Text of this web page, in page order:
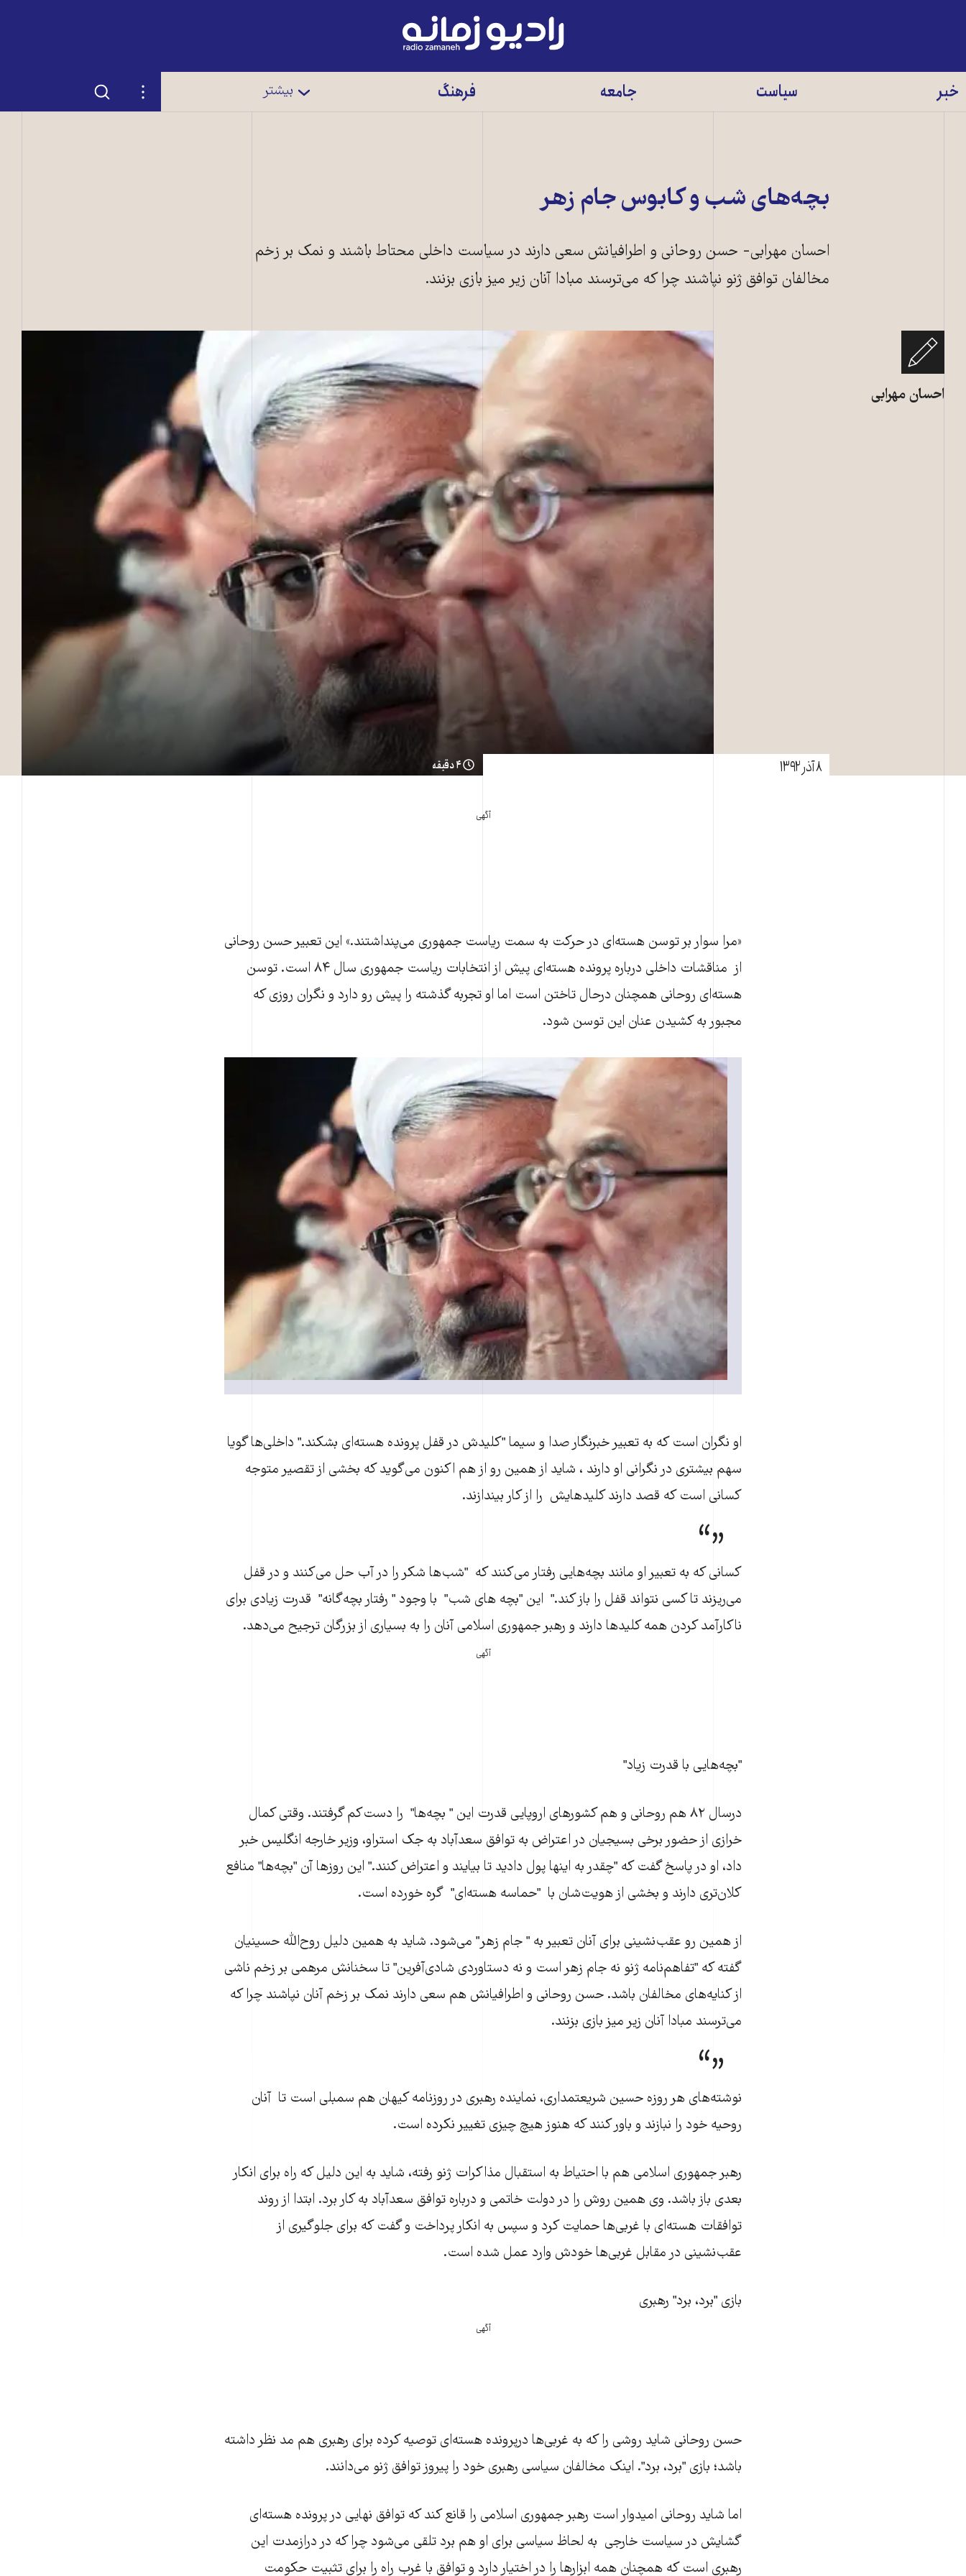
رادیو
زمانه
خبر سیاست جامعه فرهنگ بیشتر تنظیمات جستجو
بچه‌های شب و کابوس جام زهر
احسان مهرابی- حسن روحانی و اطرافیانش سعی دارند در سیاست داخلی محتاط باشند و نمک بر زخم
مخالفان توافق ژنو نپاشند چرا که می‌ترسند مبادا آنان زیر میز بازی بزنند.
احسان مهرابی
۸ آذر ۱۳۹۲ ۴ دقیقه
آگهی
«مرا سوار بر توسن هسته‌ای در حرکت به سمت ریاست جمهوری می‌پنداشتند.» این تعبیر حسن روحانی
از مناقشات داخلی درباره پرونده هسته‌ای پیش از انتخابات ریاست جمهوری سال ۸۴ است. توسن
هسته‌ای روحانی همچنان درحال تاختن است اما او تجربه گذشته را پیش رو دارد و نگران روزی که
مجبور به کشیدن عنان این توسن شود.
او نگران است که به تعبیر خبرنگار صدا و سیما "کلیدش در قفل پرونده هسته‌ای بشکند." داخلی‌ها گویا
سهم بیشتری در نگرانی او دارند ، شاید از همین رو از هم اکنون می‌گوید که بخشی از تقصیر متوجه
کسانی است که قصد دارند کلیدهایش را از کار بیندازند.
کسانی که به تعبیر او مانند بچه‌هایی رفتار می‌کنند که "شب‌ها شکر را در آب حل می‌کنند و در قفل
می‌ریزند تا کسی نتواند قفل را باز کند." این "بچه های شب" با وجود " رفتار بچه‌گانه" قدرت زیادی برای
ناکارآمد کردن همه کلیدها دارند و رهبر جمهوری اسلامی آنان را به بسیاری از بزرگان ترجیح می‌دهد.
آگهی
"بچه‌هایی با قدرت زیاد"
درسال ۸۲ هم روحانی و هم کشورهای اروپایی قدرت این " بچه‌ها" را دست‌کم گرفتند. وقتی کمال
خرازی از حضور برخی بسیجیان در اعتراض به توافق سعدآباد به جک استراو، وزیر خارجه انگلیس خبر
داد، او در پاسخ گفت که "چقدر به اینها پول دادید تا بیایند و اعتراض کنند." این روزها آن "بچه‌ها" منافع
کلان‌تری دارند و بخشی از هویت‌شان با "حماسه هسته‌ای" گره خورده است.
از همین رو عقب‌نشینی برای آنان تعبیر به " جام زهر" می‌شود. شاید به همین دلیل روح‌الله حسینیان
گفته که "تفاهم‌نامه ژنو نه جام زهر است و نه دستاوردی شادی‌آفرین" تا سخنانش مرهمی بر زخم ناشی
از کنایه‌های مخالفان باشد. حسن روحانی و اطرافیانش هم سعی دارند نمک بر زخم آنان نپاشند چرا که
می‌ترسند مبادا آنان زیر میز بازی بزنند.
نوشته‌های هر روزه حسین شریعتمداری، نماینده رهبری در روزنامه کیهان هم سمبلی است تا آنان
روحیه خود را نبازند و باور کنند که هنوز هیچ چیزی تغییر نکرده است.
رهبر جمهوری اسلامی هم با احتیاط به استقبال مذاکرات ژنو رفته، شاید به این دلیل که راه برای انکار
بعدی باز باشد. وی همین روش را در دولت خاتمی و درباره توافق سعدآباد به کار برد. ابتدا از روند
توافقات هسته‌ای با غربی‌ها حمایت کرد و سپس به انکار پرداخت و گفت که برای جلوگیری از
عقب‌نشینی در مقابل غربی‌ها خودش وارد عمل شده است.
بازی "برد، برد" رهبری
آگهی
حسن روحانی شاید روشی را که به غربی‌ها درپرونده هسته‌ای توصیه کرده برای رهبری هم مد نظر داشته
باشد؛ بازی "برد، برد". اینک مخالفان سیاسی رهبری خود را پیروز توافق ژنو می‌دانند.
اما شاید روحانی امیدوار است رهبر جمهوری اسلامی را قانع کند که توافق نهایی در پرونده هسته‌ای
گشایش در سیاست خارجی به لحاظ سیاسی برای او هم برد تلقی می‌شود چرا که در درازمدت این
رهبری است که همچنان همه ابزارها را در اختیار دارد و توافق با غرب راه را برای تثبیت حکومت